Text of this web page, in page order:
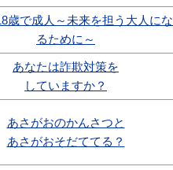
歳で成人～未来を担う大人にな
るために～
あなたは詐欺対策を
していますか？
あさがおのかんさつと
あさがおそだててる？